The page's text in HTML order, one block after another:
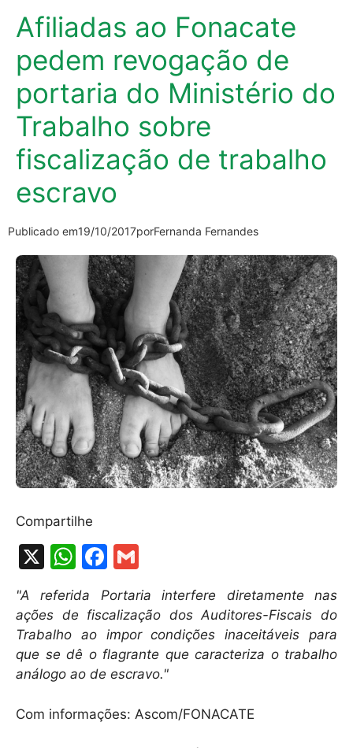
Afiliadas ao Fonacate
pedem revogação de
portaria do Ministério do
Trabalho sobre
fiscalização de trabalho
escravo
Publicado em19/10/2017porFernanda Fernandes
Compartilhe
X
W
h
at
s
A
p
p
F
a
c
e
b
o
o
m
ai
l
"A referida Portaria interfere diretamente nas
ações de fiscalização dos Auditores-Fiscais do
Trabalho ao impor condições inaceitáveis para
que se dê o flagrante que caracteriza o trabalho
análogo ao de escravo."
Com informações: Ascom/FONACATE